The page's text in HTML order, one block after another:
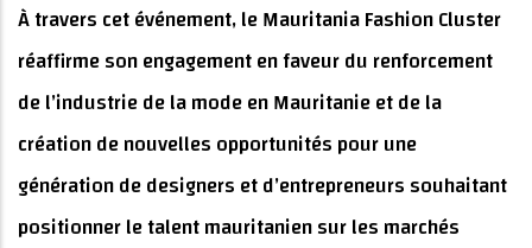
À travers cet événement, le Mauritania Fashion Cluster
réaffirme son engagement en faveur du renforcement
de l’industrie de la mode en Mauritanie et de la
création de nouvelles opportunités pour une
génération de designers et d’entrepreneurs souhaitant
positionner le talent mauritanien sur les marchés